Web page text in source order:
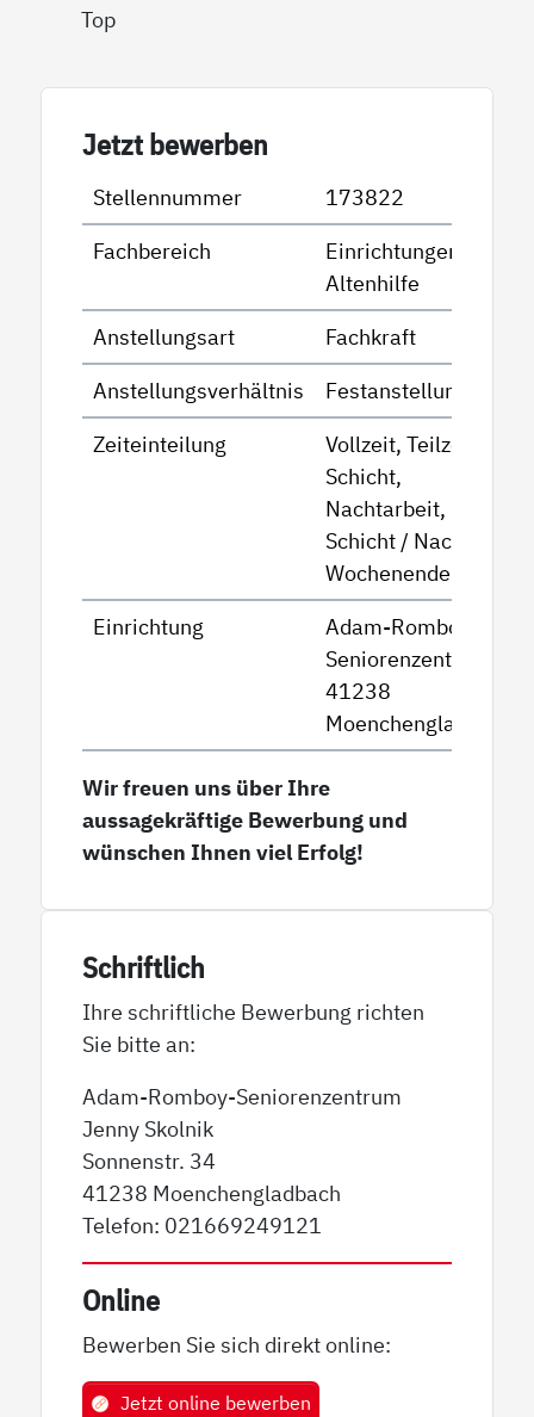
Top
Jetzt bewerben
Stellennummer
173822
Fachbereich
Einrichtungen der
Altenhilfe
Anstellungsart
Fachkraft
Anstellungsverhältnis
Festanstellung
Zeiteinteilung
Vollzeit, Teilzeit -
Schicht,
Nachtarbeit,
Schicht / Nacht /
Wochenende
Einrichtung
Adam-Romboy-
Seniorenzentrum
41238
Moenchengladbach
Wir freuen uns über Ihre
aussagekräftige Bewerbung und
wünschen Ihnen viel Erfolg!
Schriftlich
Ihre schriftliche Bewerbung richten
Sie bitte an:
Adam-Romboy-Seniorenzentrum
Jenny Skolnik
Sonnenstr. 34
41238 Moenchengladbach
Telefon: 021669249121
Online
Bewerben Sie sich direkt online:
Jetzt online bewerben